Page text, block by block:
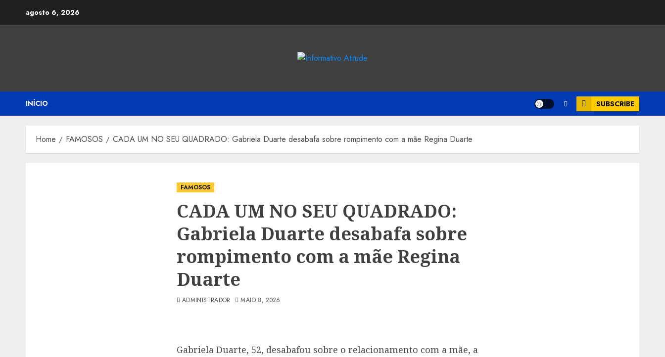
agosto 6, 2026
INÍCIO SUBSCRIBE
Home FAMOSOS CADA UM NO SEU QUADRADO: Gabriela Duarte desabafa sobre rompimento com a mãe Regina Duarte
FAMOSOS
CADA UM NO SEU QUADRADO:
Gabriela Duarte desabafa sobre
rompimento com a mãe Regina
Duarte
ADMINISTRADOR MAIO 8, 2026
Gabriela Duarte, 52, desabafou sobre o relacionamento com a mãe, a